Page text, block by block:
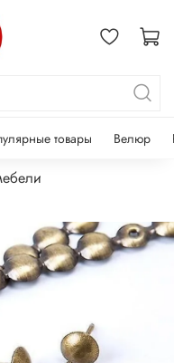
товары Велюр